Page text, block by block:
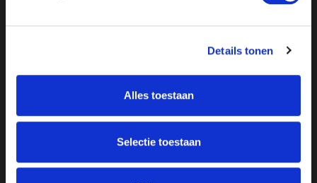
Details tonen
Alles toestaan
Selectie toestaan
Onze missie
Doneer
Steunbetuigingen